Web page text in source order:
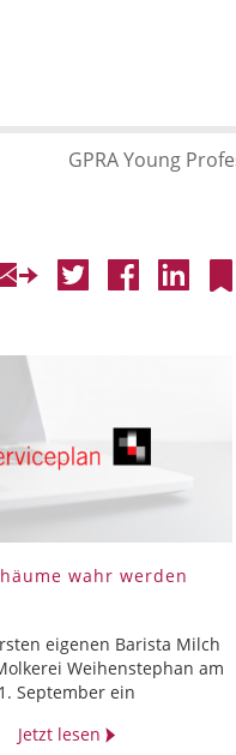
GPRA Young
wahr werden
eigenen Barista Milch
Weihenstephan am
1. September ein
Jetzt lesen